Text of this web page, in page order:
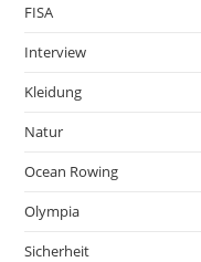
FISA
Interview
Kleidung
Natur
Ocean Rowing
Olympia
Sicherheit